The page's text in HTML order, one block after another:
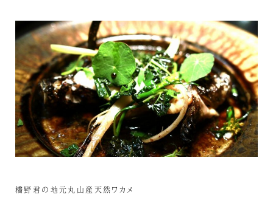
橋野君の地元丸山産天然ワカメ